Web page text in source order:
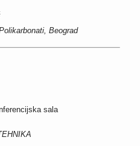
Beograd
sala